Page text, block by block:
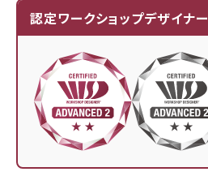
認定ワークショップデザイナー